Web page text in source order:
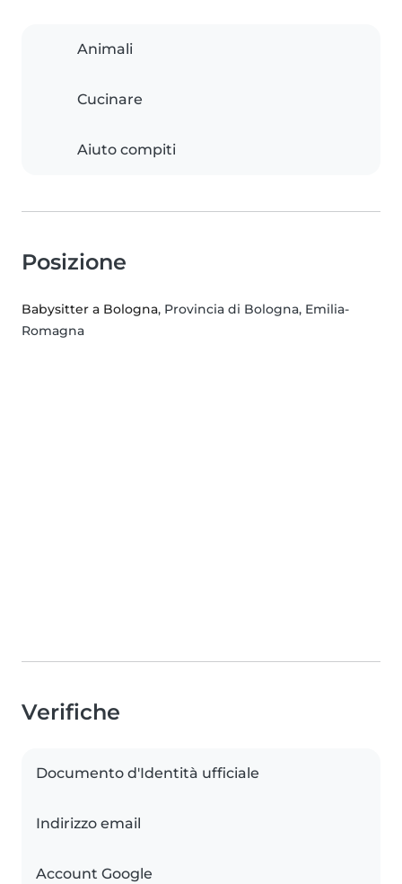
Animali
Cucinare
Aiuto compiti
Posizione
Babysitter a Bologna, Provincia di Bologna, Emilia-
Romagna
Verifiche
Documento d'Identità ufficiale
Indirizzo email
Account Google